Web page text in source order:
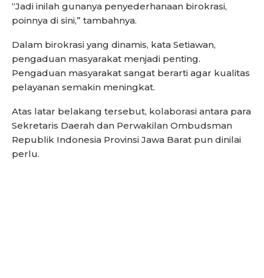
“Jadi inilah gunanya penyederhanaan birokrasi,
poinnya di sini,” tambahnya.
Dalam birokrasi yang dinamis, kata Setiawan,
pengaduan masyarakat menjadi penting.
Pengaduan masyarakat sangat berarti agar kualitas
pelayanan semakin meningkat.
Atas latar belakang tersebut, kolaborasi antara para
Sekretaris Daerah dan Perwakilan Ombudsman
Republik Indonesia Provinsi Jawa Barat pun dinilai
perlu.